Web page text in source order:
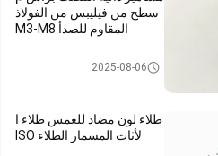
سطح من فيليبس من الفولاذ
المقاوم للصدأ M3-M8
مسامير ذاتية اللولبة من الفولاذ الم
2025-08-06
طلاء لون مضاد للغمس طلاء ا
لأثاث المسمار الطلاء ISO